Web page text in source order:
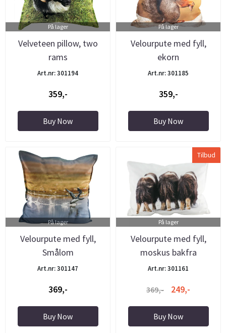
På lager
Velveteen pillow, two
rams
Art.nr: 301194
359,-
Buy Now
På lager
Velourpute med fyll,
ekorn
Art.nr: 301185
359,-
Buy Now
På lager
Velourpute med fyll,
Smålom
Art.nr: 301147
369,-
Buy Now
Tilbud
På lager
Velourpute med fyll,
moskus bakfra
Art.nr: 301161
369,- 249,-
Buy Now